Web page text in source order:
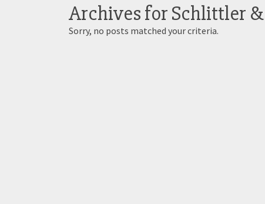
Archives forSchlittler &
Sorry, no posts matched your criteria.